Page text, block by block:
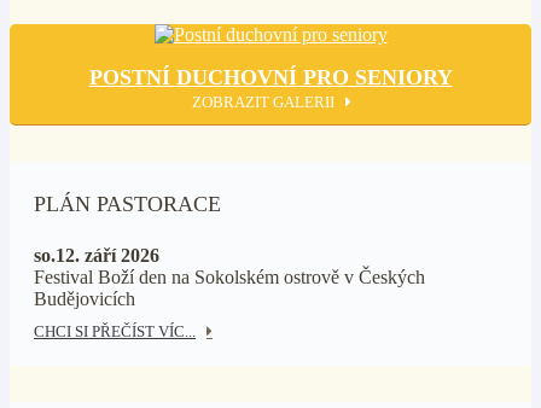
POSTNÍ DUCHOVNÍ PRO SENIORY
ZOBRAZIT GALERII
PLÁN PASTORACE
so.12. září 2026
Festival Boží den na Sokolském ostrově v Českých
Budějovicích
CHCI SI PŘEČÍST VÍC...